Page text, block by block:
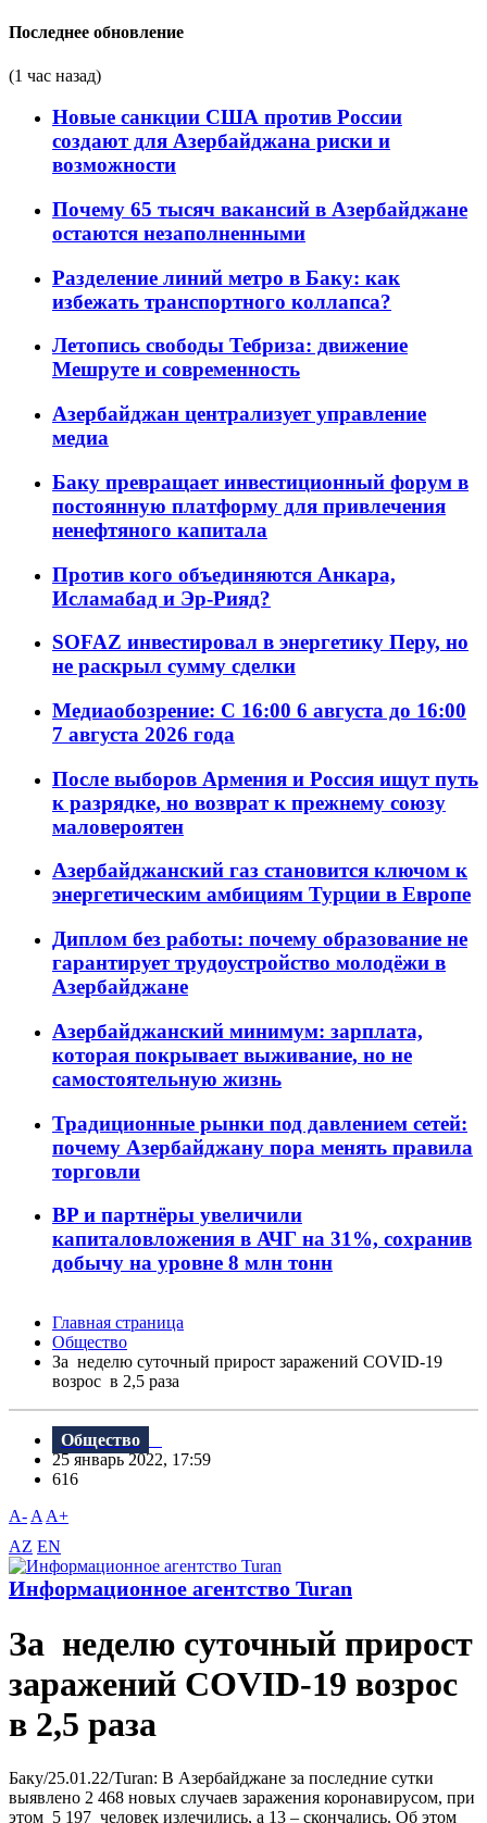
Последнее обновление
(1 час назад)
Новые санкции США против России
создают для Азербайджана риски и
возможности
Почему 65 тысяч вакансий в Азербайджане
остаются незаполненными
Разделение линий метро в Баку: как
избежать транспортного коллапса?
Летопись свободы Тебриза: движение
Мешруте и современность
Азербайджан централизует управление
медиа
Баку превращает инвестиционный форум в
постоянную платформу для привлечения
ненефтяного капитала
Против кого объединяются Анкара,
Исламабад и Эр-Рияд?
SOFAZ инвестировал в энергетику Перу, но
не раскрыл сумму сделки
Медиаобозрение: С 16:00 6 августа до 16:00
7 августа 2026 года
После выборов Армения и Россия ищут путь
к разрядке, но возврат к прежнему союзу
маловероятен
Азербайджанский газ становится ключом к
энергетическим амбициям Турции в Европе
Диплом без работы: почему образование не
гарантирует трудоустройство молодёжи в
Азербайджане
Азербайджанский минимум: зарплата,
которая покрывает выживание, но не
самостоятельную жизнь
Традиционные рынки под давлением сетей:
почему Азербайджану пора менять правила
торговли
BP и партнёры увеличили
капиталовложения в АЧГ на 31%, сохранив
добычу на уровне 8 млн тонн
Главная страница
Общество
За неделю суточный прирост заражений COVID-19
возрос в 2,5 раза
Общество
25 январь 2022, 17:59
616
A- A A+
AZ EN
Информационное агентство Turan
За неделю суточный прирост
заражений COVID-19 возрос
в 2,5 раза
Баку/25.01.22/Turan: В Азербайджане за последние сутки
выявлено 2 468 новых случаев заражения коронавирусом, при
этом 5 197 человек излечились, а 13 – скончались. Об этом